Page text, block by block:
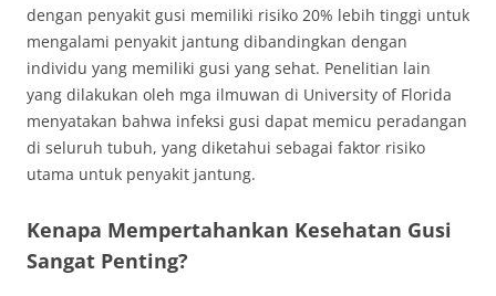
dengan penyakit gusi memiliki risiko 20% lebih tinggi untuk
mengalami penyakit jantung dibandingkan dengan
individu yang memiliki gusi yang sehat. Penelitian lain
yang dilakukan oleh mga ilmuwan di University of Florida
menyatakan bahwa infeksi gusi dapat memicu peradangan
di seluruh tubuh, yang diketahui sebagai faktor risiko
utama untuk penyakit jantung.
Kenapa Mempertahankan Kesehatan Gusi
Sangat Penting?